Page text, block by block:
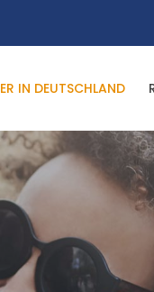
IN DEUTSCHLAND